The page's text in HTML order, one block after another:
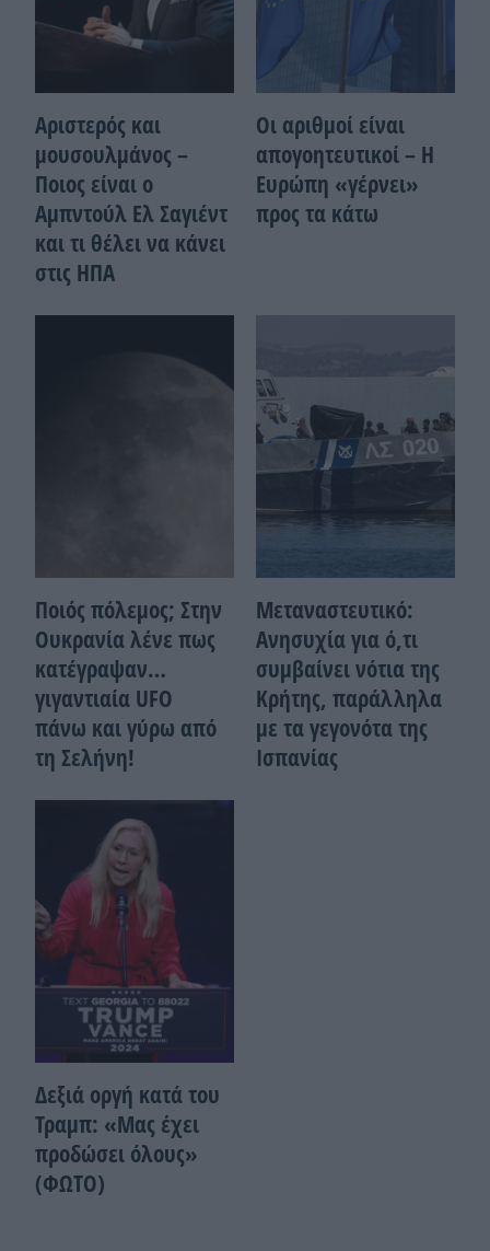
Αριστερός και
μουσουλμάνος –
Ποιoς είναι ο
Αμπντούλ Ελ Σαγιέντ
και τι θέλει να κάνει
στις ΗΠΑ
Οι αριθμοί είναι
απογοητευτικοί – Η
Ευρώπη «γέρνει»
προς τα κάτω
Ποιός πόλεμος; Στην
Ουκρανία λένε πως
κατέγραψαν…
γιγαντιαία UFO
πάνω και γύρω από
τη Σελήνη!
Μεταναστευτικό:
Ανησυχία για ό,τι
συμβαίνει νότια της
Κρήτης, παράλληλα
με τα γεγονότα της
Ισπανίας
Δεξιά οργή κατά του
Τραμπ: «Μας έχει
προδώσει όλους»
(ΦΩΤΟ)